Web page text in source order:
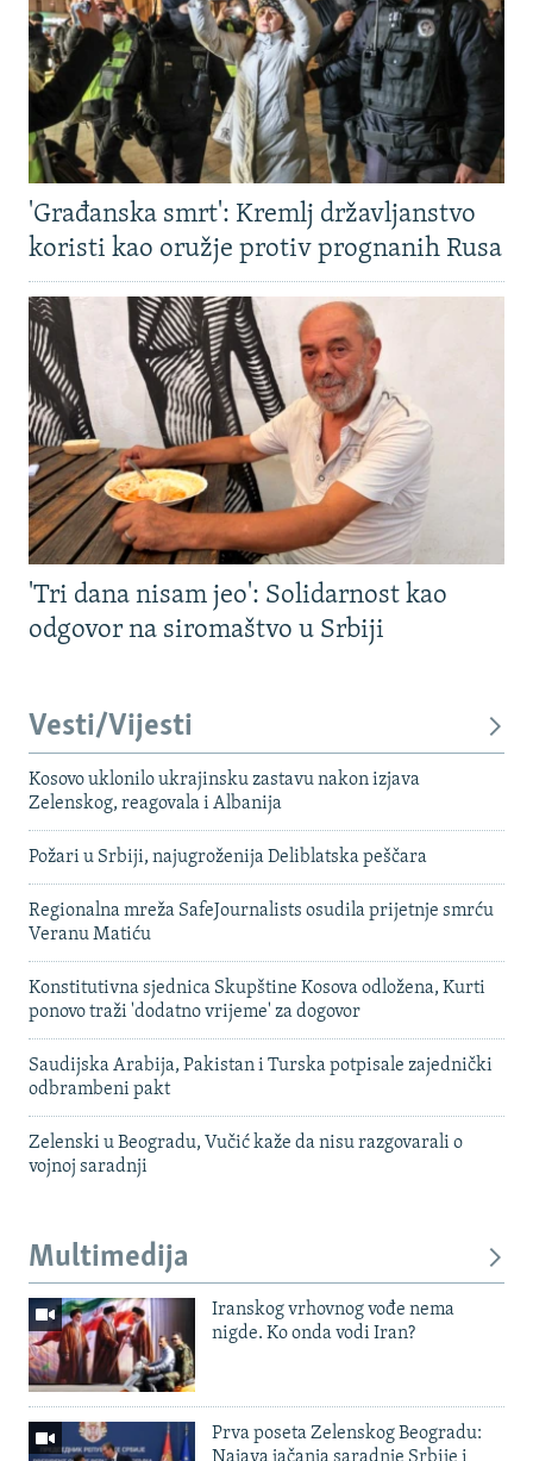
'Građanska smrt': Kremlj državljanstvo
koristi kao oružje protiv prognanih Rusa
'Tri dana nisam jeo': Solidarnost kao
odgovor na siromaštvo u Srbiji
Vesti/Vijesti
Kosovo uklonilo ukrajinsku zastavu nakon izjava
Zelenskog, reagovala i Albanija
Požari u Srbiji, najugroženija Deliblatska peščara
Regionalna mreža SafeJournalists osudila prijetnje smrću
Veranu Matiću
Konstitutivna sjednica Skupštine Kosova odložena, Kurti
ponovo traži 'dodatno vrijeme' za dogovor
Saudijska Arabija, Pakistan i Turska potpisale zajednički
odbrambeni pakt
Zelenski u Beogradu, Vučić kaže da nisu razgovarali o
vojnoj saradnji
Multimedija
Iranskog vrhovnog vođe nema
nigde. Ko onda vodi Iran?
Prva poseta Zelenskog Beogradu: